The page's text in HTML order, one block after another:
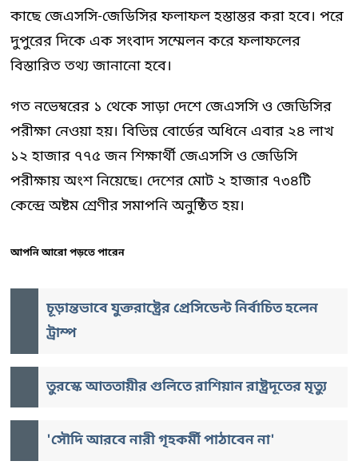
কাছে জেএসসি-জেডিসির ফলাফল হস্তান্তর করা হবে। পরে
দুপুরের দিকে এক সংবাদ সম্মেলন করে ফলাফলের
বিস্তারিত তথ্য জানানো হবে।
গত নভেম্বরের ১ থেকে সাড়া দেশে জেএসসি ও জেডিসির
পরীক্ষা নেওয়া হয়। বিভিন্ন বোর্ডের অধিনে এবার ২৪ লাখ
১২ হাজার ৭৭৫ জন শিক্ষার্থী জেএসসি ও জেডিসি
পরীক্ষায় অংশ নিয়েছে। দেশের মোট ২ হাজার ৭৩৪টি
কেন্দ্রে অষ্টম শ্রেণীর সমাপনি অনুষ্ঠিত হয়।
আপনি আরো পড়তে পারেন
চূড়ান্তভাবে যুক্তরাষ্ট্রের প্রেসিডেন্ট নির্বাচিত হলেন
ট্রাম্প
তুরস্কে আততায়ীর গুলিতে রাশিয়ান রাষ্ট্রদূতের মৃত্যু
'সৌদি আরবে নারী গৃহকর্মী পাঠাবেন না'